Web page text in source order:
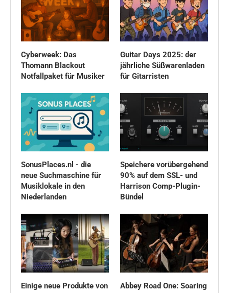
Cyberweek: Das
Thomann Blackout
Notfallpaket für Musiker
Guitar Days 2025: der
jährliche Süßwarenladen
für Gitarristen
SonusPlaces.nl - die
neue Suchmaschine für
Musiklokale in den
Niederlanden
Speichere vorübergehend
90% auf dem SSL- und
Harrison Comp-Plugin-
Bündel
Einige neue Produkte von
Abbey Road One: Soaring